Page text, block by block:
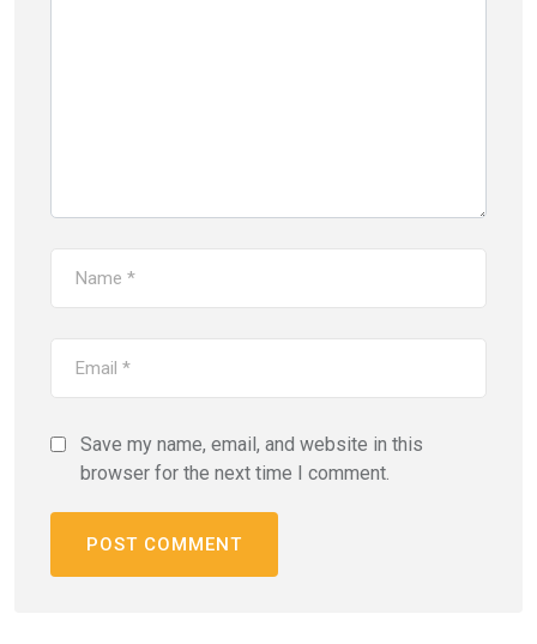
Save my name, email, and website in this
browser for the next time I comment.